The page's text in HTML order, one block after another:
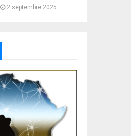
2 septembre 2025